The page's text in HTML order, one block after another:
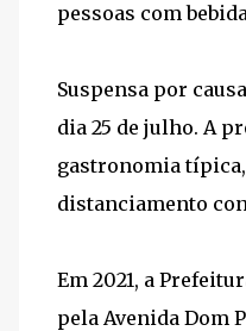
pessoas com
Suspensa por
dia 25 de julho. A
gastronomia
distanciamento
Em 2021, a
pela Avenida Dom